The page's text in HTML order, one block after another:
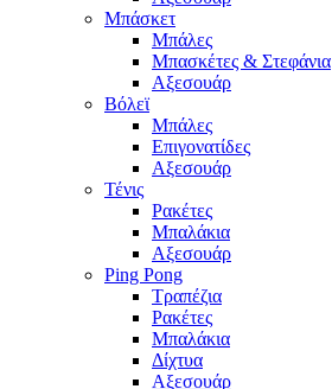
Μπάσκετ
Μπάλες
Μπασκέτες & Στεφάνια
Αξεσουάρ
Βόλεϊ
Μπάλες
Επιγονατίδες
Αξεσουάρ
Τένις
Ρακέτες
Μπαλάκια
Αξεσουάρ
Ping Pong
Τραπέζια
Ρακέτες
Μπαλάκια
Δίχτυα
Αξεσουάρ